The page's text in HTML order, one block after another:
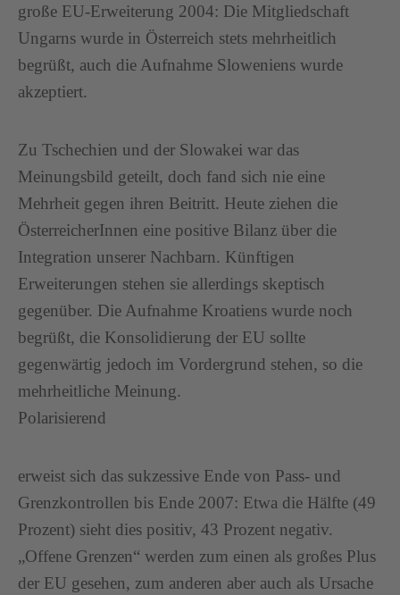
große EU-Erweiterung 2004: Die Mitgliedschaft
Ungarns wurde in Österreich stets mehrheitlich
begrüßt, auch die Aufnahme Sloweniens wurde
akzeptiert.
Zu Tschechien und der Slowakei war das
Meinungsbild geteilt, doch fand sich nie eine
Mehrheit gegen ihren Beitritt. Heute ziehen die
ÖsterreicherInnen eine positive Bilanz über die
Integration unserer Nachbarn. Künftigen
Erweiterungen stehen sie allerdings skeptisch
gegenüber. Die Aufnahme Kroatiens wurde noch
begrüßt, die Konsolidierung der EU sollte
gegenwärtig jedoch im Vordergrund stehen, so die
mehrheitliche Meinung.
Polarisierend
erweist sich das sukzessive Ende von Pass- und
Grenzkontrollen bis Ende 2007: Etwa die Hälfte (49
Prozent) sieht dies positiv, 43 Prozent negativ.
„Offene Grenzen“ werden zum einen als großes Plus
der EU gesehen, zum anderen aber auch als Ursache